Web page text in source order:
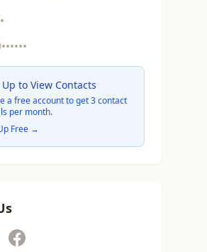
to View Contacts
a free account to get 3 contact
per month.
Free →